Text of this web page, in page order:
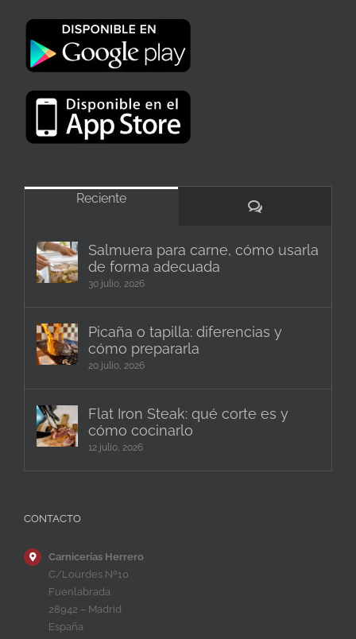
Reciente
Comentarios
Salmuera para carne, cómo usarla
de forma adecuada
30 julio, 2026
Picaña o tapilla: diferencias y
cómo prepararla
20 julio, 2026
Flat Iron Steak: qué corte es y
cómo cocinarlo
12 julio, 2026
CONTACTO
Carnicerías Herrero
C/Lourdes Nº10
Fuenlabrada
28942 – Madrid
España